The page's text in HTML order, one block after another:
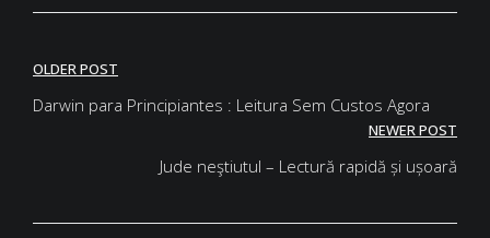
Post
navigation
OLDER POST
Darwin para Principiantes : Leitura Sem Custos Agora
NEWER POST
Jude neştiutul – Lectură rapidă și ușoară